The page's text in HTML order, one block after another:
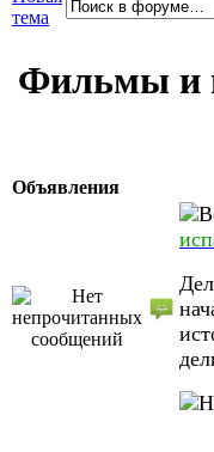
тема
Фильмы и
Объявления